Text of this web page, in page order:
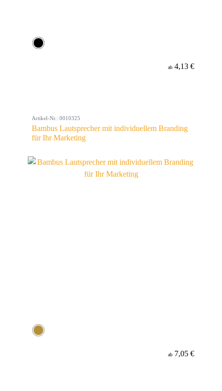
ab 4,13 €
Artikel-Nr.: 0010325
Bambus Lautsprecher mit individuellem Branding
für Ihr Marketing
ab 7,05 €